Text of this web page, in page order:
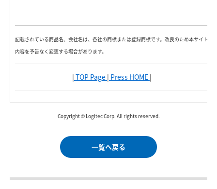
記載されている商品名、会社名は、各社の商標または登録商標です。改良のため本サイト
内容を予告なく変更する場合があります。
| TOP Page | Press HOME |
Copyright © Logitec Corp. All rights reserved.
一覧へ戻る